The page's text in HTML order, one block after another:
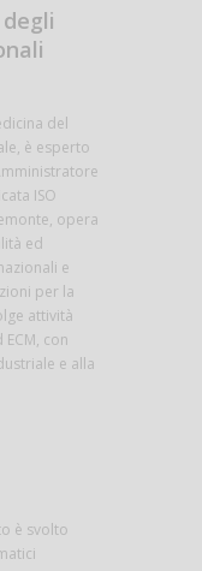
del
è esperto
ISO
opera
ed
e
per la
attività
con
e alla
è svolto